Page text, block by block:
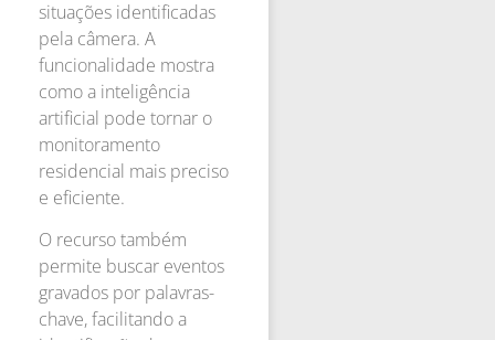
situações identificadas
pela câmera. A
funcionalidade mostra
como a inteligência
artificial pode tornar o
monitoramento
residencial mais preciso
e eficiente.
O recurso também
permite buscar eventos
gravados por palavras-
chave, facilitando a